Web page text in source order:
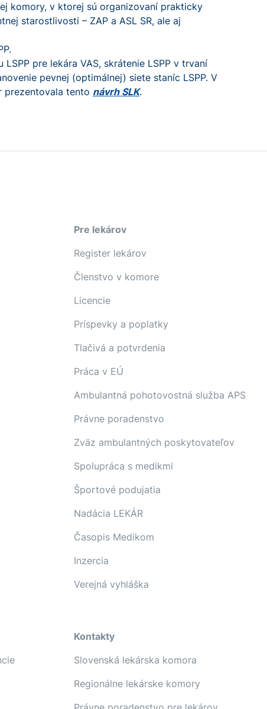
komory, v ktorej sú organizovaní prakticky
starostlivosti – ZAP a ASL SR, ale aj
pre lekára VAS, skrátenie LSPP v trvaní
pevnej (optimálnej) siete staníc LSPP. V
prezentovala tento návrh SLK.
Pre lekárov
Register lekárov
Členstvo v komore
Licencie
Príspevky a poplatky
Tlačivá a potvrdenia
Práca v EÚ
Ambulantná pohotovostná služba APS
Právne poradenstvo
Zväz ambulantných poskytovateľov
Spolupráca s medikmi
Športové podujatia
Nadácia LEKÁR
Časopis Medikom
Inzercia
Verejná vyhláška
Kontakty
Slovenská lekárska komora
Regionálne lekárske komory